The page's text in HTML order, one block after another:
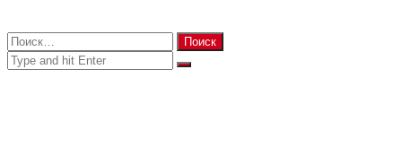
Close
Найти:
Close
Search